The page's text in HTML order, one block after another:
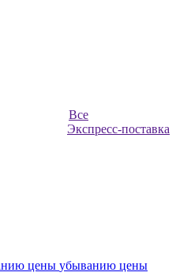
Все
Экспресс-поставка
цены убыванию цены